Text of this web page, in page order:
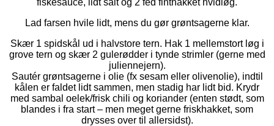
Lad farsen hvile lidt, mens du gør grøntsagerne klar.
Skær 1 spidskål ud i halvstore tern. Hak 1 mellemstort løg i
grove tern og skær 2 gulerødder i tynde strimler (gerne med
juliennejern).
Sautér grøntsagerne i olie (fx sesam eller olivenolie), indtil
kålen er faldet lidt sammen, men stadig har lidt bid. Krydr
med sambal oelek/frisk chili og koriander (enten stødt, som
blandes i fra start – men meget gerne friskhakket, som
drysses over til allersidst).